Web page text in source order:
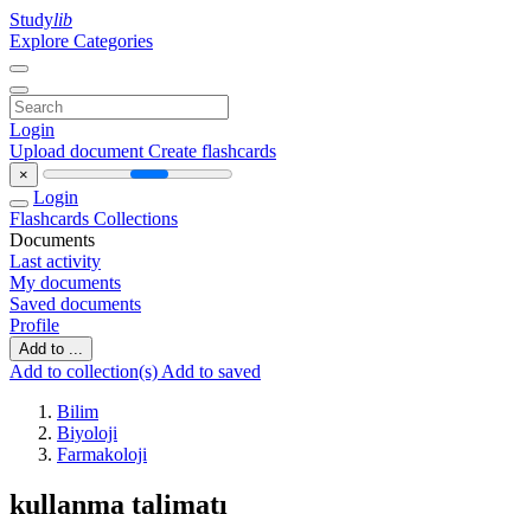
Studylib
Explore Categories
Login
Upload document Create flashcards
×
Login
Flashcards Collections
Documents
Last activity
My documents
Saved documents
Profile
Add to ...
Add to collection(s) Add to saved
Bilim
Biyoloji
Farmakoloji
kullanma talimatı